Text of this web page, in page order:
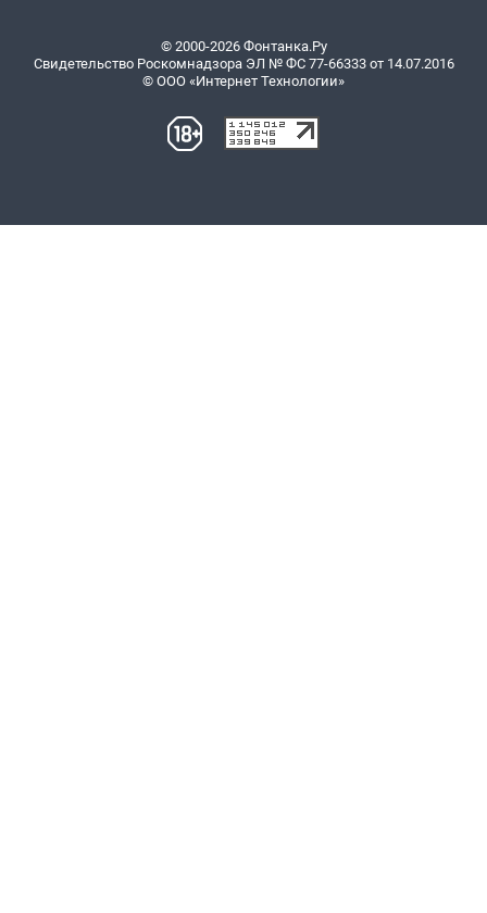
© 2000-2026 Фонтанка.Ру
Свидетельство Роскомнадзора ЭЛ № ФС 77-66333 от 14.07.2016
© ООО «Интернет Технологии»